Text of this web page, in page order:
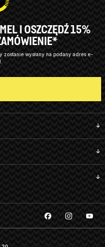
I OSZCZĘDŹ 15%
zostanie wysłany na podany adres e-